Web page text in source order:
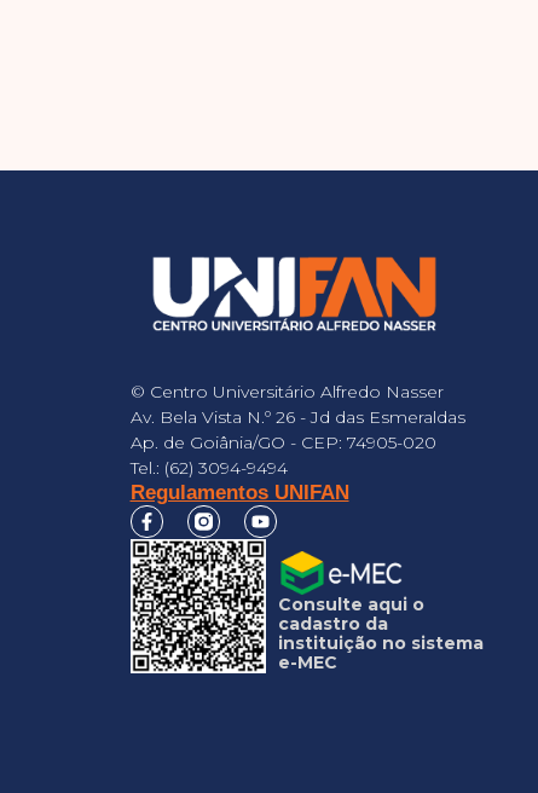
© Centro Universitário Alfredo Nasser
Av. Bela Vista N.º 26 - Jd das Esmeraldas
Ap. de Goiânia/GO - CEP: 74905-020
Tel.: (62) 3094-9494
Regulamentos UNIFAN
Consulte aqui o
cadastro da
instituição no sistema
e-MEC